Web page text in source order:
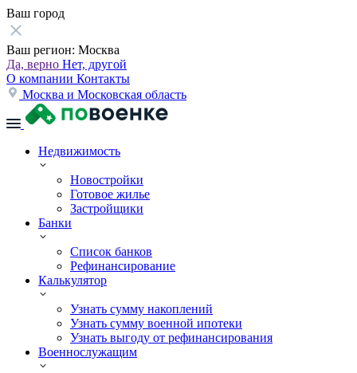
Ваш город
Ваш регион: Москва
Да, верно Нет, другой
О компании Контакты
Москва и Московская область
Недвижимость
Новостройки
Готовое жилье
Застройщики
Банки
Список банков
Рефинансирование
Калькулятор
Узнать сумму накоплений
Узнать сумму военной ипотеки
Узнать выгоду от рефинансирования
Военнослужащим